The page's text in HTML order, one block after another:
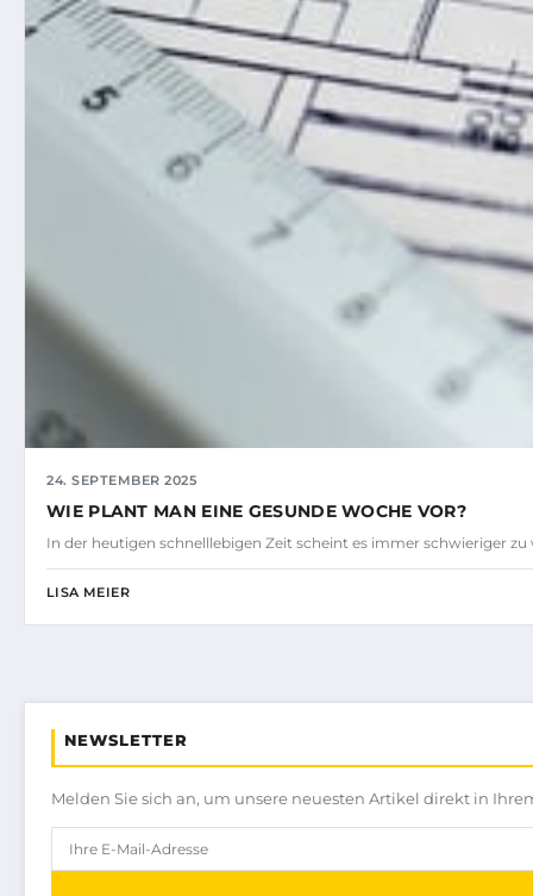
24. SEPTEMBER 2025
WIE PLANT MAN EINE GESUNDE WOCHE VOR?
In der heutigen schnelllebigen Zeit scheint es immer schwieriger
LISA MEIER
NEWSLETTER
Melden Sie sich an, um unsere neuesten Artikel direkt in